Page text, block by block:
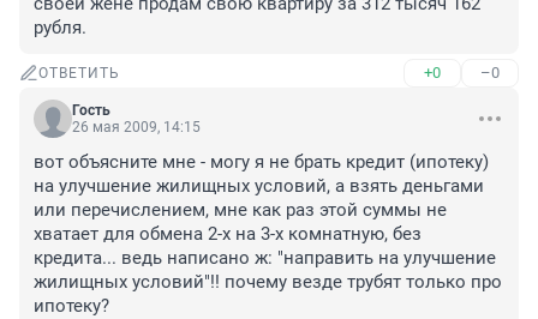
рубля.
ОТВЕТИТЬ +0 –0
Гость
26 мая 2009, 14:15
вот объясните мне - могу я не брать кредит (ипотеку)
на улучшение жилищных условий, а взять деньгами
или перечислением, мне как раз этой суммы не
хватает для обмена 2-х на 3-х комнатную, без
кредита... ведь написано ж: "направить на улучшение
жилищных условий"!! почему везде трубят только про
ипотеку?